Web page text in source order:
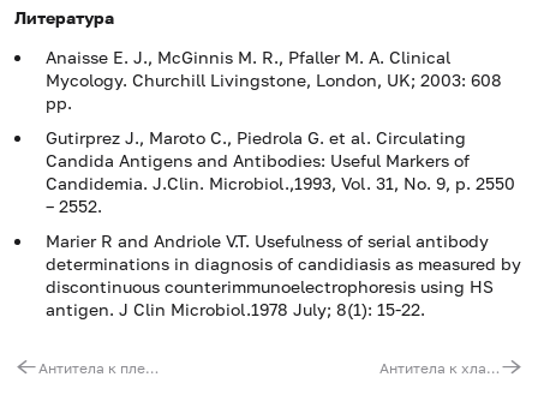
Литература
Anaisse E. J., McGinnis M. R., Pfaller M. A. Clinical
Mycology. Churchill Livingstone, London, UK; 2003: 608
pp.
Gutirprez J., Maroto C., Piedrola G. et al. Circulating
Candida Antigens and Antibodies: Useful Markers of
Candidemia. J.Clin. Microbiol.,1993, Vol. 31, No. 9, p. 2550
– 2552.
Marier R and Andriole V.T. Usefulness of serial antibody
determinations in diagnosis of candidiasis as measured by
discontinuous counterimmunoelectrophoresis using HS
antigen. J Clin Microbiol.1978 July; 8(1): 15-22.
Антитела к плесневым грибам (Aspergillus fumigatus, IgG) Антитела к хламидии трахоматис (Chlamydia trachomatis, IgA)